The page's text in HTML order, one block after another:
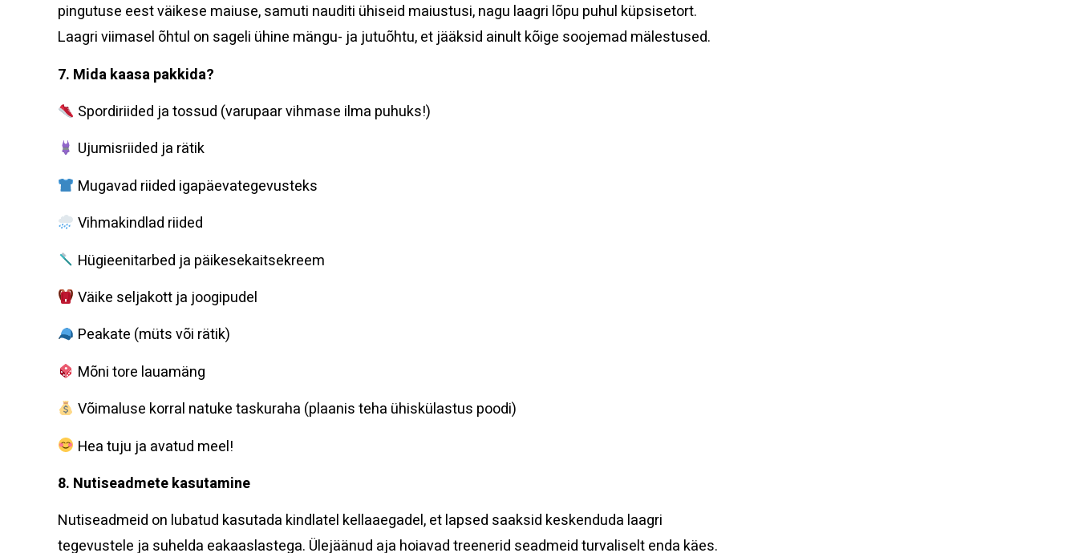
pingutuse eest väikese maiuse, samuti nauditi ühiseid maiustusi, nagu laagri lõpu puhul küpsisetort.
Laagri viimasel õhtul on sageli ühine mängu- ja jutuõhtu, et jääksid ainult kõige soojemad mälestused.
7. Mida kaasa pakkida?
Spordiriided ja tossud (varupaar vihmase ilma puhuks!)
Ujumisriided ja rätik
Mugavad riided igapäevategevusteks
Vihmakindlad riided
Hügieenitarbed ja päikesekaitsekreem
Väike seljakott ja joogipudel
Peakate (müts või rätik)
Mõni tore lauamäng
Võimaluse korral natuke taskuraha (plaanis teha ühiskülastus poodi)
Hea tuju ja avatud meel!
8. Nutiseadmete kasutamine
Nutiseadmeid on lubatud kasutada kindlatel kellaaegadel, et lapsed saaksid keskenduda laagri
tegevustele ja suhelda eakaaslastega. Ülejäänud aja hoiavad treenerid seadmeid turvaliselt enda käes.